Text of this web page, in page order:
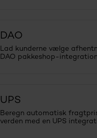
DAO
Lad kunderne vælge
DAO pakkeshop-
UPS
Beregn automatisk
verden med en UPS